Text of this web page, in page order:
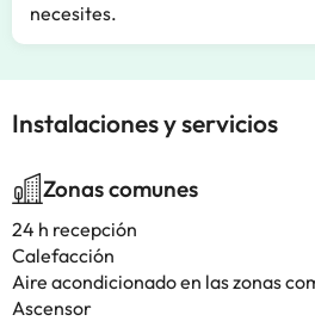
necesites.
Instalaciones y servicios
Zonas comunes
24 h recepción
Calefacción
Aire acondicionado en las zonas
Ascensor